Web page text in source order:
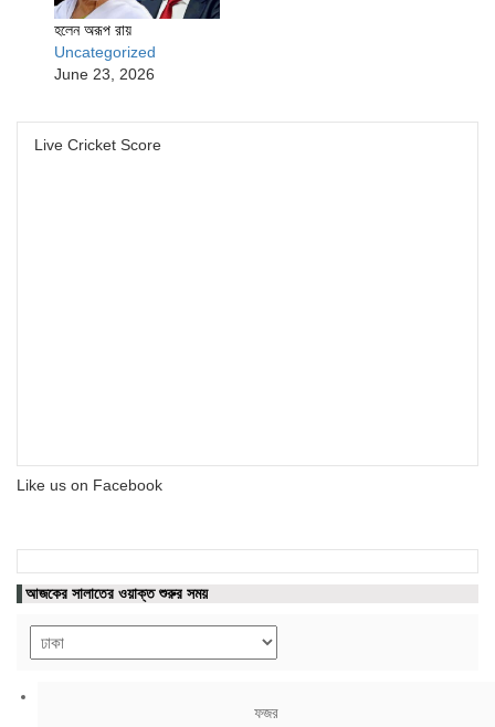
হলেন অরূপ রায়
Uncategorized
June 23, 2026
Live Cricket Score
Like us on Facebook
আজকের সালাতের ওয়াক্ত শুরুর সময়
ফজর